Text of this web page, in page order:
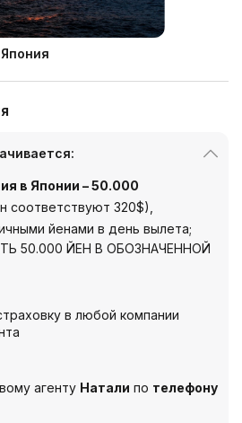
в Японии – 50.000
соответствуют 320$),
йенами в день вылета;
50.000 ЙЕН В ОБОЗНАЧЕННОЙ
в любой компании
агенту Натали по телефону